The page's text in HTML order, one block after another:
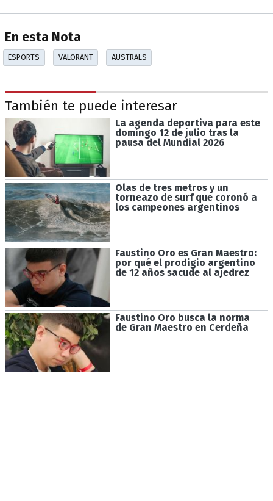
En esta Nota
ESPORTS VALORANT AUSTRALS
También te puede interesar
La agenda deportiva para este
domingo 12 de julio tras la
pausa del Mundial 2026
Olas de tres metros y un
torneazo de surf que coronó a
los campeones argentinos
Faustino Oro es Gran Maestro:
por qué el prodigio argentino
de 12 años sacude al ajedrez
Faustino Oro busca la norma
de Gran Maestro en Cerdeña